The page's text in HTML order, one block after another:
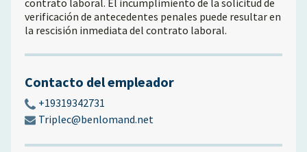
contrato laboral. El incumplimiento de la solicitud de
verificación de antecedentes penales puede resultar en
la rescisión inmediata del contrato laboral.
Contacto del empleador
+19319342731
Triplec@benlomand.net